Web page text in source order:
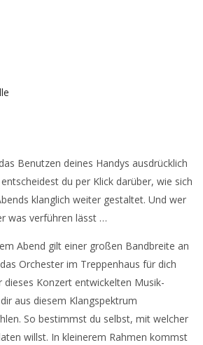
Benutzen deines Handys ausdrücklich
du per Klick darüber, wie sich
klanglich weiter gestaltet. Und wer
was verführen lässt …
Abend gilt einer großen Bandbreite an
Orchester im Treppenhaus für dich
Konzert entwickelten Musik-
aus diesem Klangspektrum
So bestimmst du selbst, mit welcher
willst. In kleinerem Rahmen kommst